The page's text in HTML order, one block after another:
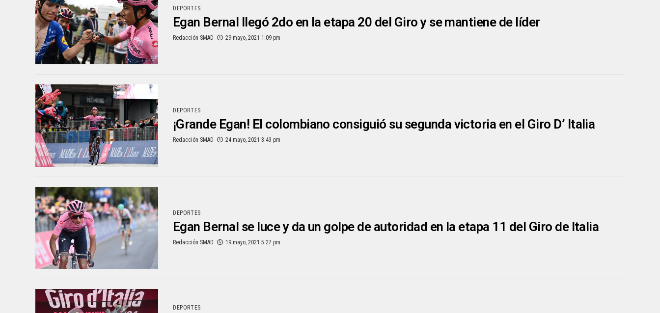
DEPORTES
Egan Bernal llegó 2do en la etapa 20 del Giro y se mantiene de líder
Redacción SMAD 29 mayo, 2021 1:09 pm
DEPORTES
¡Grande Egan! El colombiano consiguió su segunda victoria en el Giro D’ Italia
Redacción SMAD 24 mayo, 2021 3:43 pm
DEPORTES
Egan Bernal se luce y da un golpe de autoridad en la etapa 11 del Giro de Italia
Redacción SMAD 19 mayo, 2021 5:27 pm
DEPORTES